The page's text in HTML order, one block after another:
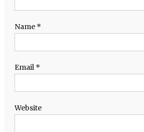
Name *
Email *
Website